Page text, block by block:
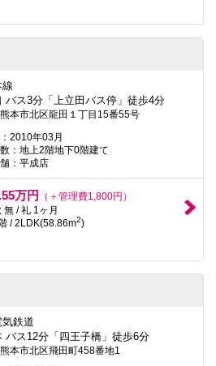
線
バス3分「上立田バス停」徒歩4分
本市北区龍田１丁目15番55号
2010年03月
：地上2階地下0階建て
：平成店
万円
（＋管理費1,800円）
無 / 礼 1ヶ月
/ 2LDK(58.86m2)
鉄道
バス12分「四王子橋」徒歩6分
本市北区飛田町458番地1